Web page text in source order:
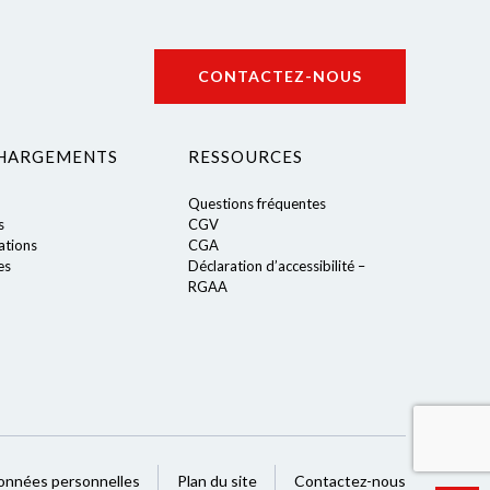
CONTACTEZ-NOUS
RESSOURCES
Questions fréquentes
CGV
CGA
Déclaration d’accessibilité –
RGAA
personnelles Plan du site Contactez-nous